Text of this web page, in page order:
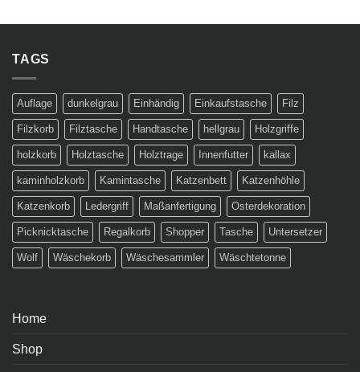
TAGS
Auflage dunkelgrau Einhändig Einkaufstasche Filz
Filzkorb Filztasche Handtasche hellgrau Holzgriffe
holzkorb Holztasche Holztrage Innenfutter kallax
kaminholzkorb Kamintasche Katzenbett Katzenhöhle
Katzenkorb Ledergriff Maßanfertigung Osterdekoration
Picknicktasche Regalkorb Shopper Tasche Untersetzer
Wolf Wäschekorb Wäschesammler Wäschtetonne
Home
Shop